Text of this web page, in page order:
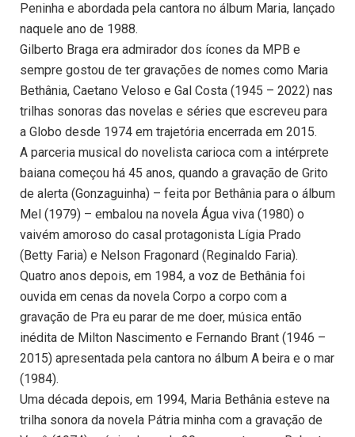
Peninha e abordada pela cantora no álbum Maria, lançado
naquele ano de 1988.
Gilberto Braga era admirador dos ícones da MPB e
sempre gostou de ter gravações de nomes como Maria
Bethânia, Caetano Veloso e Gal Costa (1945 – 2022) nas
trilhas sonoras das novelas e séries que escreveu para
a Globo desde 1974 em trajetória encerrada em 2015.
A parceria musical do novelista carioca com a intérprete
baiana começou há 45 anos, quando a gravação de Grito
de alerta (Gonzaguinha) – feita por Bethânia para o álbum
Mel (1979) – embalou na novela Água viva (1980) o
vaivém amoroso do casal protagonista Lígia Prado
(Betty Faria) e Nelson Fragonard (Reginaldo Faria).
Quatro anos depois, em 1984, a voz de Bethânia foi
ouvida em cenas da novela Corpo a corpo com a
gravação de Pra eu parar de me doer, música então
inédita de Milton Nascimento e Fernando Brant (1946 –
2015) apresentada pela cantora no álbum A beira e o mar
(1984).
Uma década depois, em 1994, Maria Bethânia esteve na
trilha sonora da novela Pátria minha com a gravação de